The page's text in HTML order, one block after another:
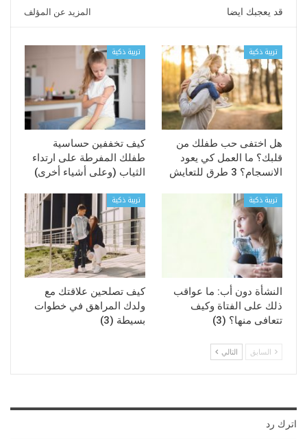
قد يعجبك ايضا المزيد عن المؤلف
تربية ذكية
هل اختفى حب طفلك من
قلبك؟ ما العمل كي يعود
الانسجام؟ 3 طرق للتعايش
تربية ذكية
كيف تخففين حساسية
طفلك المفرطة على ارتداء
الثياب (وعلى أشياء أخرى)
تربية ذكية
النشأة دون أب: ما عواقب
ذلك على الفتاة وكيف
تتعافى منها؟ (3)
تربية ذكية
كيف تصلحين علاقتك مع
ولدك المراهق في خطوات
بسيطة (3)
السابق التالي
اترك رد